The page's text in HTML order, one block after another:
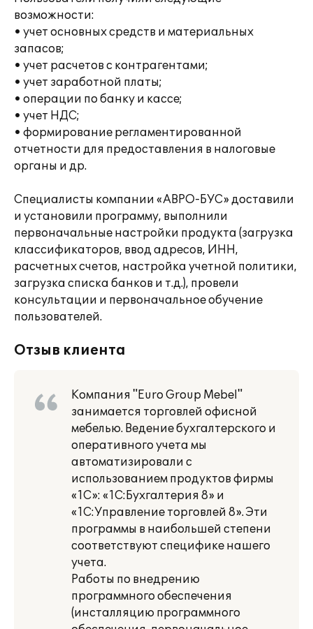
возможности:
• учет основных средств и материальных
запасов;
• учет расчетов с контрагентами;
• учет заработной платы;
• операции по банку и кассе;
• учет НДС;
• формирование регламентированной
отчетности для предоставления в налоговые
органы и др.
Специалисты компании «АВРО-БУС» доставили
и установили программу, выполнили
первоначальные настройки продукта (загрузка
классификаторов, ввод адресов, ИНН,
расчетных счетов, настройка учетной политики,
загрузка списка банков и т.д.), провели
консультации и первоначальное обучение
пользователей.
Отзыв клиента
Компания "Euro Group Mebel"
занимается торговлей офисной
мебелью. Ведение бухгалтерского и
оперативного учета мы
автоматизировали с
использованием продуктов фирмы
«1С»: «1С:Бухгалтерия 8» и
«1С:Управление торговлей 8». Эти
программы в наибольшей степени
соответствуют специфике нашего
учета.
Работы по внедрению
программного обеспечения
(инсталляцию программного